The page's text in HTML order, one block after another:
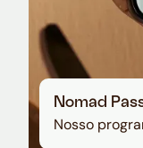
Nomad
Nosso